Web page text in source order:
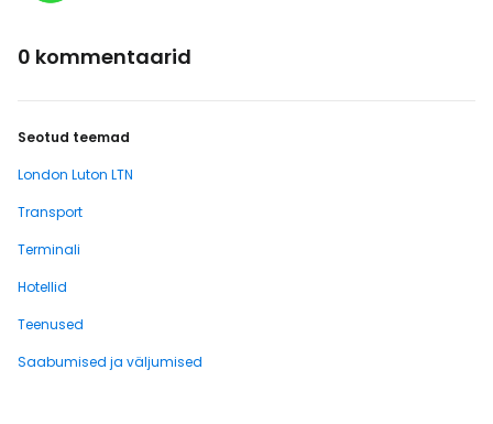
0 kommentaarid
Seotud teemad
London Luton LTN
Transport
Terminali
Hotellid
Teenused
Saabumised ja väljumised